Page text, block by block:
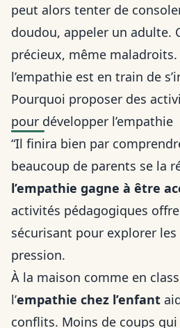
peut alors tenter de
doudou, appeler un adulte.
précieux, même
l’empathie est en train de
Pourquoi proposer des
pour développer l’empathie
“Il finira bien par
beaucoup de parents se la
l’empathie gagne à être
activités pédagogiques
sécurisant pour explorer
pression.
À la maison comme en
l’empathie chez l’enfant
conflits. Moins de coups